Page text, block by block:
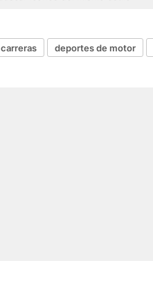
carreras deportes de motor